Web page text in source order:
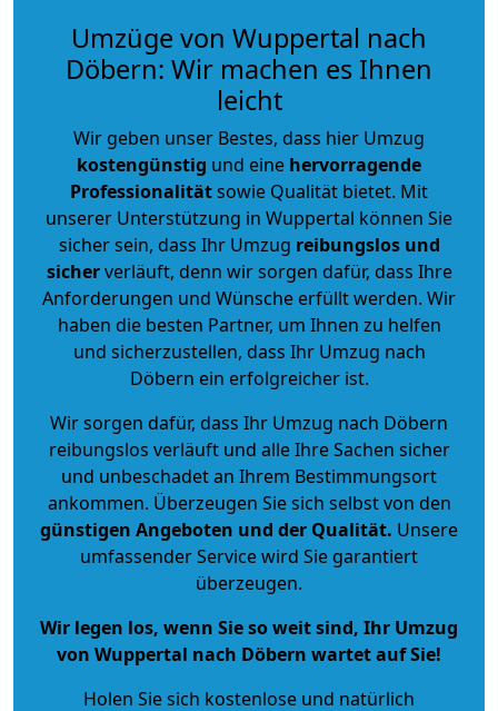
Umzüge von Wuppertal nach
Döbern: Wir machen es Ihnen
leicht
Wir geben unser Bestes, dass hier Umzug
kostengünstig und eine hervorragende
Professionalitätsowie Qualität bietet. Mit
unserer Unterstützung in Wuppertal können Sie
sicher sein, dass Ihr Umzug reibungslos und
sicherverläuft, denn wir sorgen dafür, dass Ihre
Anforderungen und Wünsche erfüllt werden. Wir
haben die besten Partner, um Ihnen zu helfen
und sicherzustellen, dass Ihr Umzug nach
Döbern ein erfolgreicher ist.
Wir sorgen dafür, dass Ihr Umzug nach Döbern
reibungslos verläuft und alle Ihre Sachen sicher
und unbeschadet an Ihrem Bestimmungsort
ankommen. Überzeugen Sie sich selbst von den
günstigen Angeboten und der Qualität. Unsere
umfassender Service wird Sie garantiert
überzeugen.
Wir legen los, wenn Sie so weit sind, Ihr Umzug
von Wuppertal nach Döbern wartet auf Sie!
Holen Sie sich kostenlose und natürlich